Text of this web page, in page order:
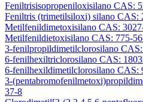
Feniltrisisopropeniloxisilano CAS:
Feniltris (trimetilsiloxi) silano CAS:
Metilfenildimetoxisilano CAS:
Metilfenildietoxisilano CAS: 775-
3-fenilpropildimetilclorosilano
6-fenilhexiltriclorosilano CAS:
6-fenilhexildimetilclorosilano CAS:
3-
37-8